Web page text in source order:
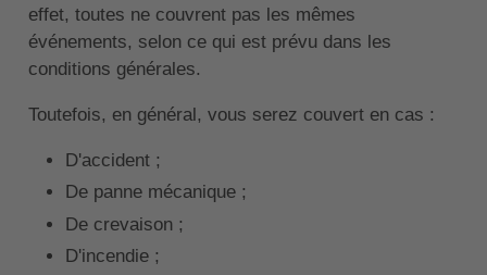
effet, toutes ne couvrent pas les mêmes
événements, selon ce qui est prévu dans les
conditions générales.
Toutefois, en général, vous serez couvert en cas :
D'accident ;
De panne mécanique ;
De crevaison ;
D'incendie ;